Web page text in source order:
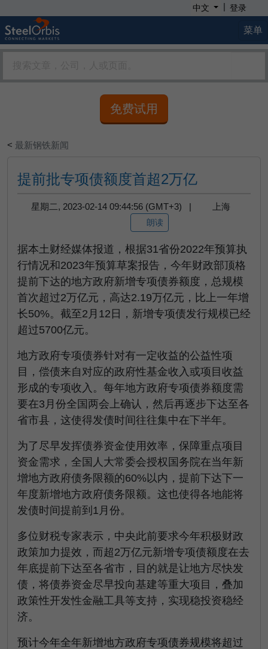
中文 | 登录
菜单
免费试用
< 最新钢铁新闻
提前批专项债额度首超2万亿
星期二, 2023-02-14 09:44:56 (GMT+3) | 上海
朗读
据本土财经媒体报道，根据31省份2022年预算执
行情况和2023年预算草案报告，今年财政部顶格
提前下达的地方政府新增专项债券额度，总规模
首次超过2万亿元，高达2.19万亿元，比上一年增
长50%。截至2月12日，新增专项债发行规模已经
超过5700亿元。
地方政府专项债券针对有一定收益的公益性项
目，偿债来自对应的政府性基金收入或项目收益
形成的专项收入。每年地方政府专项债券额度需
要在3月份全国两会上确认，然后再逐步下达至各
省市县，这使得发债时间往往集中在下半年。
为了尽早发挥债券资金使用效率，保障重点项目
资金需求，全国人大常委会授权国务院在当年新
增地方政府债务限额的60%以内，提前下达下一
年度新增地方政府债务限额。这也使得各地能将
发债时间提前到1月份。
多位财税专家表示，中央此前要求今年积极财政
政策加力提效，而超2万亿元新增专项债额度在去
年底提前下达至各省市，目的就是让地方尽快发
债，将债券资金尽早投向基建等重大项目，叠加
政策性开发性金融工具等支持，实现稳投资稳经
济。
预计今年全年新增地方政府专项债券规模将超过